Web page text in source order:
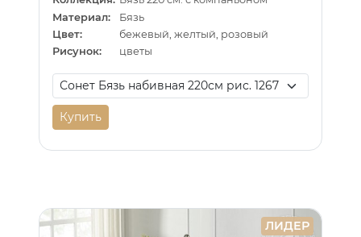
Материал:
Бязь
Цвет:
бежевый, желтый, розовый
Рисунок:
цветы
Купить
ЛИДЕР